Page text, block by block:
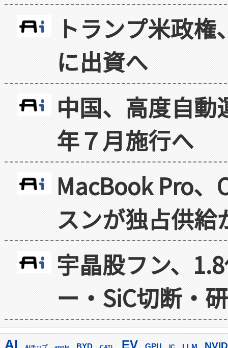
トランプ米政
に出資へ
中国、高度自
年７月施行へ
MacBook Pro
スンが独占供給
宇晶股フン、
ー・SiC切断・
AI EV